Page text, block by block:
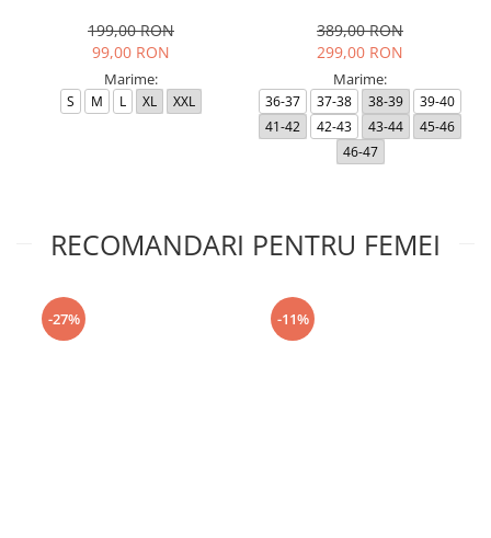
199,00 RON
99,00 RON
Marime:
S M L XL XXL
389,00 RON
299,00 RON
Marime:
36-37 37-38 38-39
39-40
41-42
42-43 43-44
45-46
46-47
RECOMANDARI PENTRU FEMEI
-27% -11%